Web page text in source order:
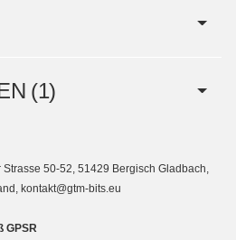
(1)
50-52, 51429 Bergisch Gladbach,
kontakt@gtm-bits.eu
GPSR